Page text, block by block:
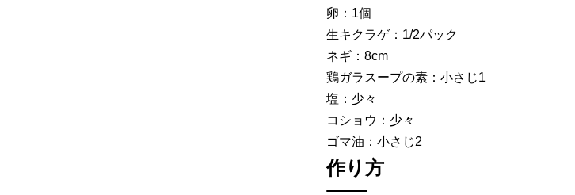
卵：1個
生キクラゲ：1/2パック
ネギ：8cm
鶏ガラスープの素：小さじ1
塩：少々
コショウ：少々
ゴマ油：小さじ2
作り方